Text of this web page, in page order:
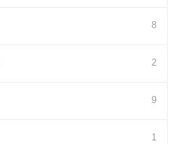
8
2
9
1